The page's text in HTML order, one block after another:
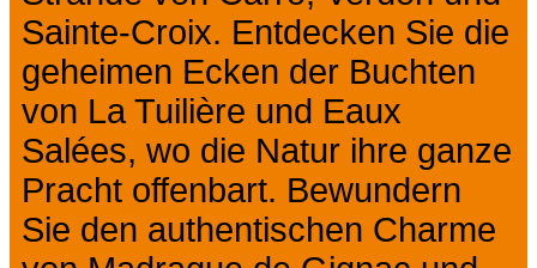
Sainte-Croix. Entdecken Sie die
geheimen Ecken der Buchten
von La Tuilière und Eaux
Salées, wo die Natur ihre ganze
Pracht offenbart. Bewundern
Sie den authentischen Charme